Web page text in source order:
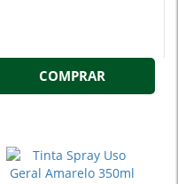
COMPRAR